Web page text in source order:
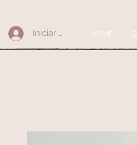
Iniciar sesión HOME